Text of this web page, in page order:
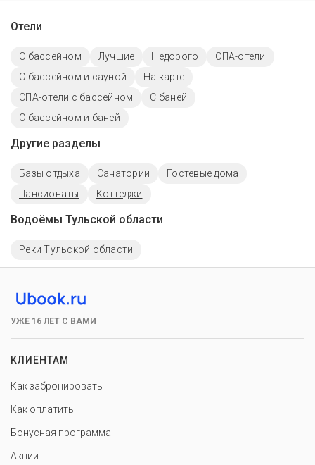
Отели
C бассейном Лучшие Недорого
СПА-отели
С бассейном и сауной
На карте
СПА-отели с бассейном
С баней
С бассейном и баней
Другие разделы
Базы отдыха Санатории
Гостевые дома
Пансионаты
Коттеджи
Водоёмы Тульской области
Реки Тульской области
УЖЕ 16 ЛЕТ С ВАМИ
КЛИЕНТАМ
Как забронировать
Как оплатить
Бонусная программа
Акции